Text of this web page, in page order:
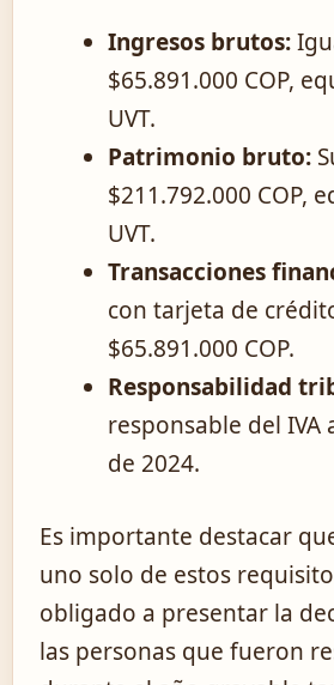
Ingresos brutos:
$65.891.000 COP,
UVT.
Patrimonio bruto:
$211.792.000 COP,
UVT.
Transacciones
con tarjeta de
$65.891.000 COP.
Responsabilidad
responsable del IVA
de 2024.
Es importante destacar
uno solo de estos
obligado a presentar la
las personas que fueron